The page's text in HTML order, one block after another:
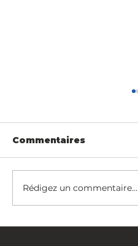
Commentaires
Rédigez un commentaire...